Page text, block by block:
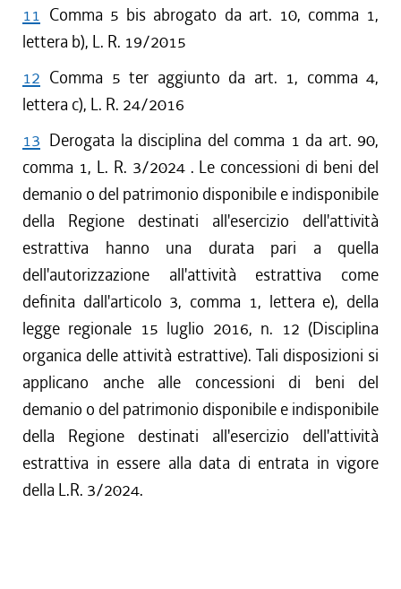
11 Comma 5 bis abrogato da art. 10, comma 1,
lettera b), L. R. 19/2015
12 Comma 5 ter aggiunto da art. 1, comma 4,
lettera c), L. R. 24/2016
13 Derogata la disciplina del comma 1 da art. 90,
comma 1, L. R. 3/2024 . Le concessioni di beni del
demanio o del patrimonio disponibile e indisponibile
della Regione destinati all'esercizio dell'attività
estrattiva hanno una durata pari a quella
dell'autorizzazione all'attività estrattiva come
definita dall'articolo 3, comma 1, lettera e), della
legge regionale 15 luglio 2016, n. 12 (Disciplina
organica delle attività estrattive). Tali disposizioni si
applicano anche alle concessioni di beni del
demanio o del patrimonio disponibile e indisponibile
della Regione destinati all'esercizio dell'attività
estrattiva in essere alla data di entrata in vigore
della L.R. 3/2024.